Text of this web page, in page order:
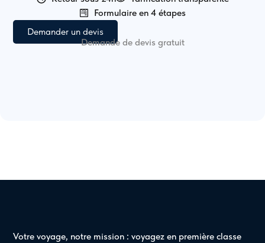
Formulaire en 4 étapes
Demander un devis
Demande de devis gratuit
Votre voyage, notre mission : voyagez en première classe